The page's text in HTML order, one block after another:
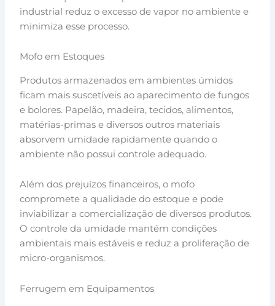
industrial reduz o excesso de vapor no ambiente e
minimiza esse processo.
Mofo em Estoques
Produtos armazenados em ambientes úmidos
ficam mais suscetíveis ao aparecimento de fungos
e bolores. Papelão, madeira, tecidos, alimentos,
matérias-primas e diversos outros materiais
absorvem umidade rapidamente quando o
ambiente não possui controle adequado.
Além dos prejuízos financeiros, o mofo
compromete a qualidade do estoque e pode
inviabilizar a comercialização de diversos produtos.
O controle da umidade mantém condições
ambientais mais estáveis e reduz a proliferação de
micro-organismos.
Ferrugem em Equipamentos